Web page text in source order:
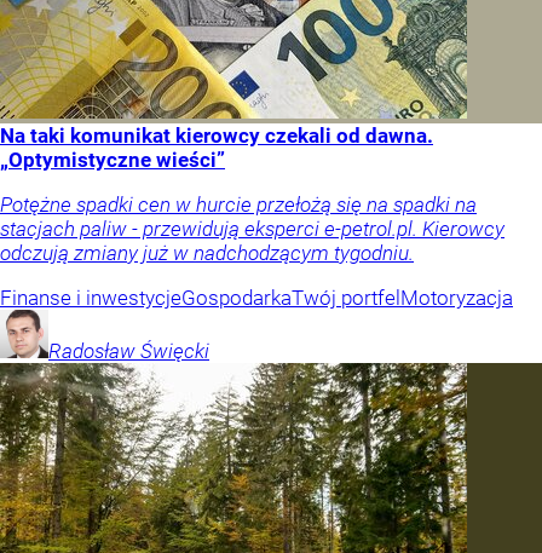
Na taki komunikat kierowcy czekali od dawna.
„Optymistyczne wieści”
Potężne spadki cen w hurcie przełożą się na spadki na
stacjach paliw - przewidują eksperci e-petrol.pl. Kierowcy
odczują zmiany już w nadchodzącym tygodniu.
Finanse i inwestycjeGospodarkaTwój portfelMotoryzacja
Radosław Święcki